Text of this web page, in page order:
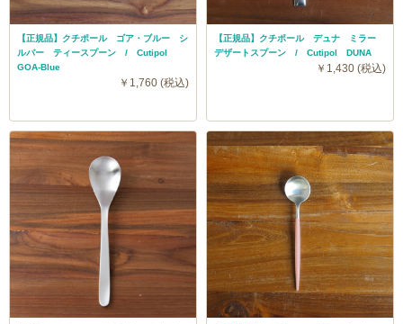
【正規品】クチポール ゴア・ブルー シ
ルバー ティースプーン / Cutipol
GOA-Blue
￥1,760 (税込)
【正規品】クチポール デュナ ミラー
デザートスプーン / Cutipol DUNA
￥1,430 (税込)